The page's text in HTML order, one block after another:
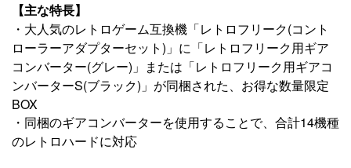
【主な特長】
・大人気のレトロゲーム互換機「レトロフリーク(コント
ローラーアダプターセット)」に「レトロフリーク用ギア
コンバーター(グレー)」または「レトロフリーク用ギアコ
ンバーターS(ブラック)」が同梱された、お得な数量限定
BOX
・同梱のギアコンバーターを使用することで、合計14機種
のレトロハードに対応